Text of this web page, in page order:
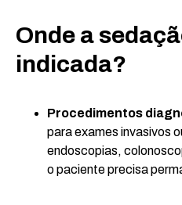
Onde a
indicada?
Procedimentos
para exames invasivos
endoscopias,
o paciente precisa